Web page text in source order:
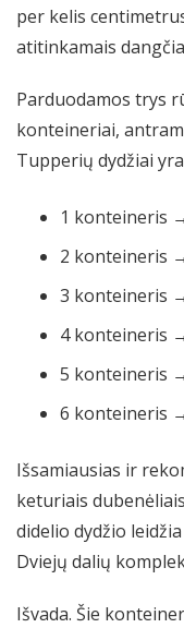
per kelis
atitinkamais
Parduodamos trys
konteineriai,
Tupperių dydžiai
1 konteineris
2 konteineris
3 konteineris
4 konteineris
5 konteineris
6 konteineris
Išsamiausias ir
keturiais
didelio dydžio
Dviejų dalių
Išvada. Šie